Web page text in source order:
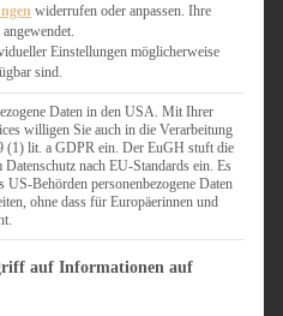
AUF DEM TISCH
FLEISCH & FISCH
/ BARBECUE
BACKEN
POT-GERICHTE
& NUDELGERICHTE
TARTES & QUICHES
REIS & RISOTTO
SALATE & SNACKS
VEGAN HERZHAFT
widerrufen oder anpassen. Ihre
Einstellungen möglicherweise
sind.
Daten in den USA. Mit Ihrer
willigen Sie auch in die Verarbeitung
(1) lit. a GDPR ein. Der EuGH stuft die
nach EU-Standards ein. Es
US-Behörden personenbezogene Daten
ohne dass für Europäerinnen und
Zwecke des IAB Transparency and Consent
auf Informationen auf